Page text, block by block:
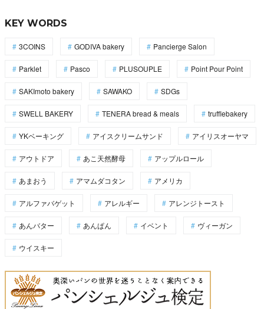
KEY WORDS
3COINS GODIVA bakery Pancierge Salon
Parklet Pasco PLUSOUPLE Point Pour Point
SAKImoto bakery SAWAKO SDGs
SWELL BAKERY TENERA bread & meals trufflebakery
YKベーキング アイスクリームサンド アイリスオーヤマ
アウトドア あこ天然酵母 アップルロール
あまおう アマムダコタン アメリカ
アルファバゲット アレルギー アレンジトースト
あんバター あんぱん イベント ヴィーガン
ウイスキー